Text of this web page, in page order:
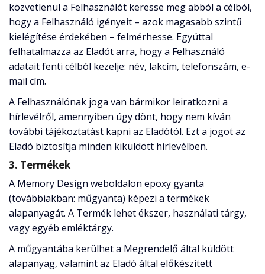
közvetlenül a Felhasználót keresse meg abból a célból,
hogy a Felhasználó igényeit – azok magasabb szintű
kielégítése érdekében – felmérhesse. Egyúttal
felhatalmazza az Eladót arra, hogy a Felhasználó
adatait fenti célból kezelje: név, lakcím, telefonszám, e-
mail cím.
A Felhasználónak joga van bármikor leiratkozni a
hírlevélről, amennyiben úgy dönt, hogy nem kíván
további tájékoztatást kapni az Eladótól. Ezt a jogot az
Eladó biztosítja minden kiküldött hírlevélben.
3. Termékek
A Memory Design weboldalon epoxy gyanta
(továbbiakban: műgyanta) képezi a termékek
alapanyagát. A Termék lehet ékszer, használati tárgy,
vagy egyéb emléktárgy.
A műgyantába kerülhet a Megrendelő által küldött
alapanyag, valamint az Eladó által előkészített